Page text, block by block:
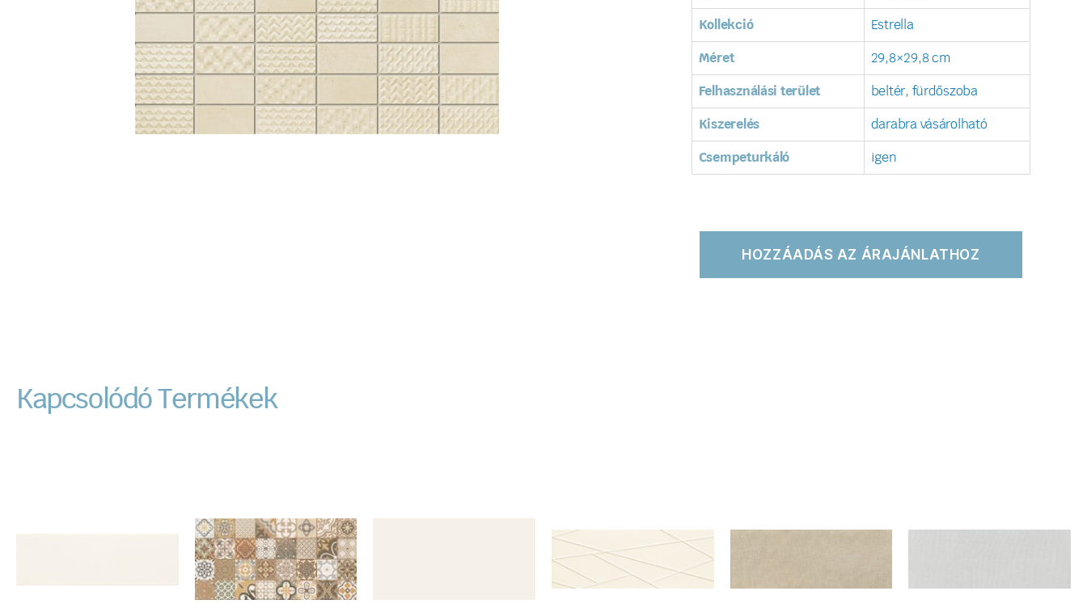
Kollekció Estrella
Méret 29,8×29,8 cm
Felhasználási terület beltér, fürdőszoba
Kiszerelés darabra vásárolható
Csempeturkáló igen
HOZZÁADÁS AZ ÁRAJÁNLATHOZ
Kapcsolódó Termékek